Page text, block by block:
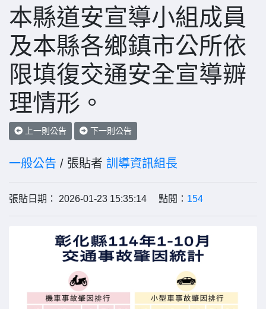
本縣道安宣導小組成員
及本縣各鄉鎮市公所依
限填復交通安全宣導辧
理情形。
上一則公告 下一則公告
一般公告 / 張貼者 訓導資訊組長
張貼日期： 2026-01-23 15:35:14 點閱： 154